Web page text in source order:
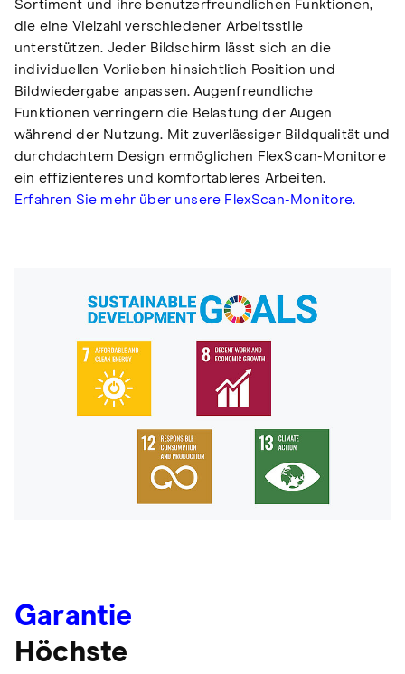
Sortiment und ihre benutzerfreundlichen Funktionen,
die eine Vielzahl verschiedener Arbeitsstile
unterstützen. Jeder Bildschirm lässt sich an die
individuellen Vorlieben hinsichtlich Position und
Bildwiedergabe anpassen. Augenfreundliche
Funktionen verringern die Belastung der Augen
während der Nutzung. Mit zuverlässiger Bildqualität und
durchdachtem Design ermöglichen FlexScan-Monitore
ein effizienteres und komfortableres Arbeiten.
Erfahren Sie mehr über unsere FlexScan-Monitore.
Garantie
Höchste